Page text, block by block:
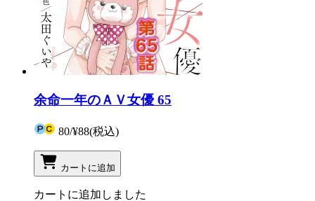
余命一年のＡＶ女優 65
80/¥88(税込)
カートに追加
カートに追加しました